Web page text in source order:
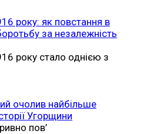
року: як повстання в
за незалежність
року стало однією з
очолив найбільше
Угорщини
пов’